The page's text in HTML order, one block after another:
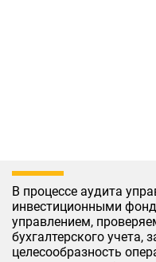
В процессе аудита
инвестиционными
управлением,
бухгалтерского учета,
целесообразность